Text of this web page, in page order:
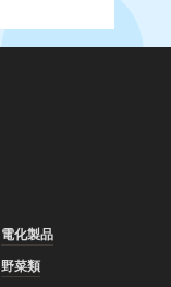
電化製品
野菜類